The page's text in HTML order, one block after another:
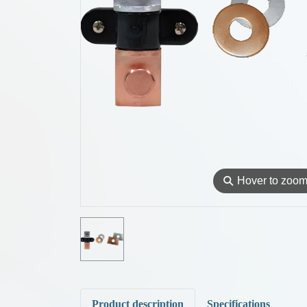
⚲ Hover to zoom
Product description Specifications